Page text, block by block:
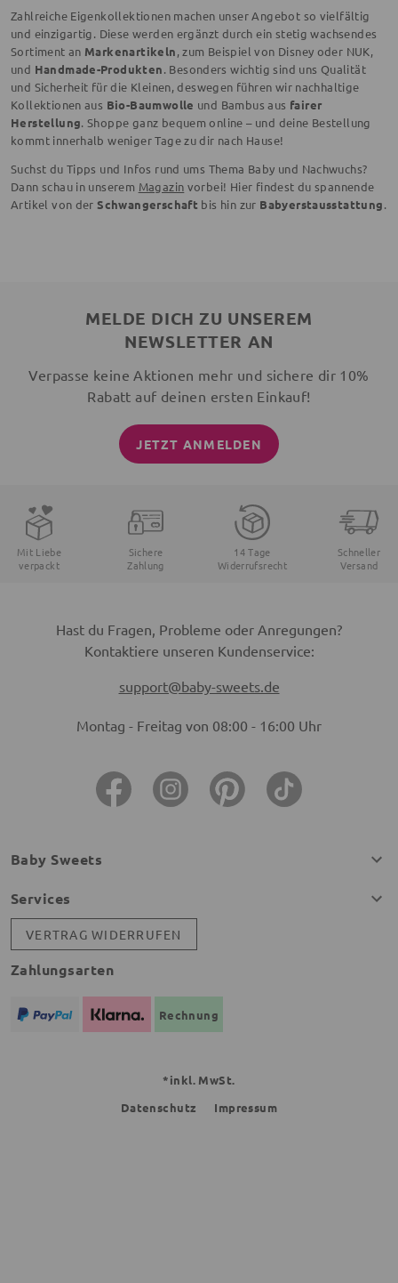
Zahlreiche Eigenkollektionen machen unser Angebot so vielfältig
und einzigartig. Diese werden ergänzt durch ein stetig wachsendes
Sortiment an Markenartikeln, zum Beispiel von Disney oder NUK,
und Handmade-Produkten. Besonders wichtig sind uns Qualität
und Sicherheit für die Kleinen, deswegen führen wir nachhaltige
Kollektionen aus Bio-Baumwolle und Bambus aus fairer
Herstellung. Shoppe ganz bequem online – und deine Bestellung
kommt innerhalb weniger Tage zu dir nach Hause!
Suchst du Tipps und Infos rund ums Thema Baby und Nachwuchs?
Dann schau in unserem Magazin vorbei! Hier findest du spannende
Artikel von derSchwangerschaft bis hin zur Babyerstausstattung.
MELDE DICH ZU UNSEREM
NEWSLETTER AN
Verpasse keine Aktionen mehr und sichere dir 10%
Rabatt auf deinen ersten Einkauf!
JETZT ANMELDEN
Mit Liebe
verpackt
Sichere
Zahlung
14 Tage
Widerrufsrecht
Schneller
Versand
Hast du Fragen, Probleme oder Anregungen?
Kontaktiere unseren Kundenservice:
support@baby-sweets.de
Montag - Freitag von 08:00 - 16:00 Uhr
Baby Sweets
Services
VERTRAG WIDERRUFEN
Zahlungsarten
Rechnung
*inkl. MwSt.
Datenschutz
Impressum